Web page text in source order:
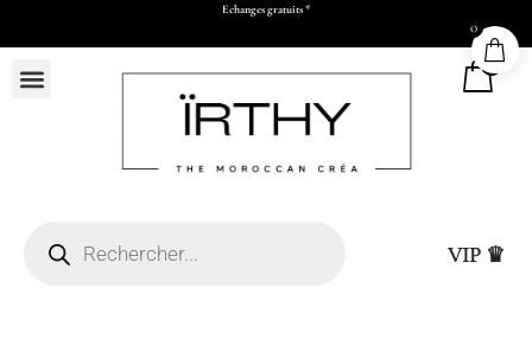
Echanges gratuits *
0
VIP ♛
0